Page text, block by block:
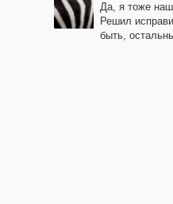
Да, я тоже
Решил
быть,